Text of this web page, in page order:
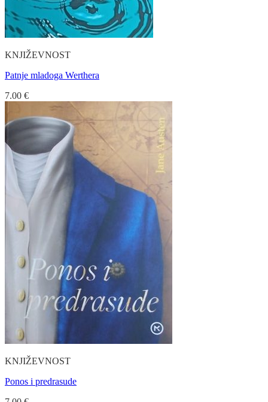
KNJIŽEVNOST
Patnje mladoga Werthera
7.00 €
KNJIŽEVNOST
Ponos i predrasude